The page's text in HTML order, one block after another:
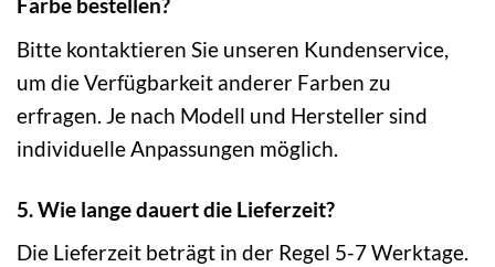
Bitte kontaktieren Sie unseren Kundenservice,
um die Verfügbarkeit anderer Farben zu
erfragen. Je nach Modell und Hersteller sind
individuelle Anpassungen möglich.
5. Wie lange dauert die Lieferzeit?
Die Lieferzeit beträgt in der Regel 5-7 Werktage.